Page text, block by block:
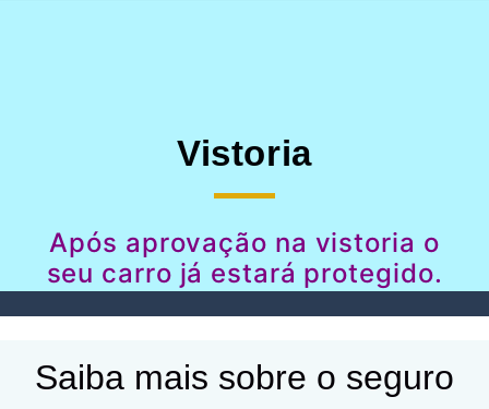
Vistoria
Após aprovação na vistoria o
seu carro já estará protegido.
Saiba mais sobre o seguro